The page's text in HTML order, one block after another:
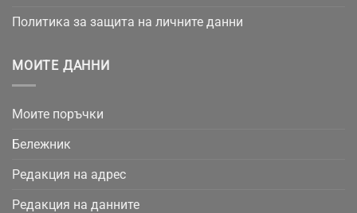
Политика за защита на личните данни
МОИТЕ ДАННИ
Моите поръчки
Бележник
Редакция на адрес
Редакция на данните